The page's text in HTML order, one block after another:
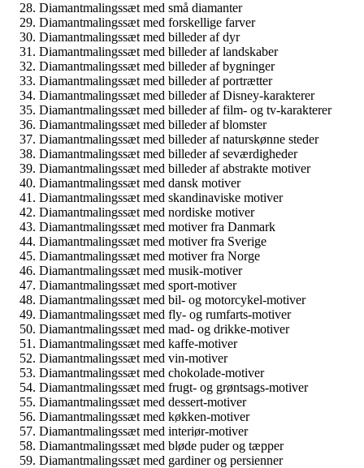
Diamantmalingssæt med små diamanter
Diamantmalingssæt med forskellige farver
Diamantmalingssæt med billeder af dyr
Diamantmalingssæt med billeder af landskaber
Diamantmalingssæt med billeder af bygninger
Diamantmalingssæt med billeder af portrætter
Diamantmalingssæt med billeder af Disney-karakterer
Diamantmalingssæt med billeder af film- og tv-karakterer
Diamantmalingssæt med billeder af blomster
Diamantmalingssæt med billeder af naturskønne steder
Diamantmalingssæt med billeder af seværdigheder
Diamantmalingssæt med billeder af abstrakte motiver
Diamantmalingssæt med dansk motiver
Diamantmalingssæt med skandinaviske motiver
Diamantmalingssæt med nordiske motiver
Diamantmalingssæt med motiver fra Danmark
Diamantmalingssæt med motiver fra Sverige
Diamantmalingssæt med motiver fra Norge
Diamantmalingssæt med musik-motiver
Diamantmalingssæt med sport-motiver
Diamantmalingssæt med bil- og motorcykel-motiver
Diamantmalingssæt med fly- og rumfarts-motiver
Diamantmalingssæt med mad- og drikke-motiver
Diamantmalingssæt med kaffe-motiver
Diamantmalingssæt med vin-motiver
Diamantmalingssæt med chokolade-motiver
Diamantmalingssæt med frugt- og grøntsags-motiver
Diamantmalingssæt med dessert-motiver
Diamantmalingssæt med køkken-motiver
Diamantmalingssæt med interiør-motiver
Diamantmalingssæt med bløde puder og tæpper
Diamantmalingssæt med gardiner og persienner